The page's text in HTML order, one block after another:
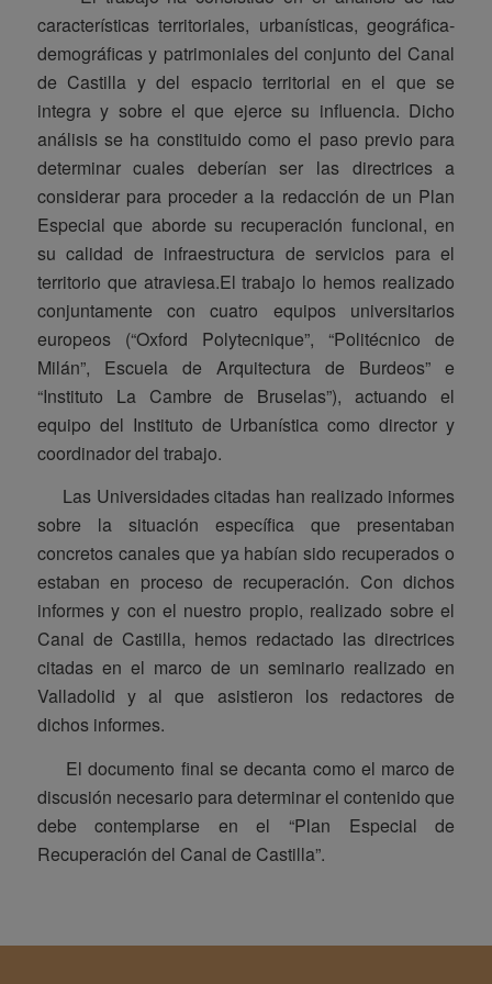
características territoriales, urbanísticas, geográfica-
demográficas y patrimoniales del conjunto del Canal
de Castilla y del espacio territorial en el que se
integra y sobre el que ejerce su influencia. Dicho
análisis se ha constituido como el paso previo para
determinar cuales deberían ser las directrices a
considerar para proceder a la redacción de un Plan
Especial que aborde su recuperación funcional, en
su calidad de infraestructura de servicios para el
territorio que atraviesa.El trabajo lo hemos realizado
conjuntamente con cuatro equipos universitarios
europeos (“Oxford Polytecnique”, “Politécnico de
Milán”, Escuela de Arquitectura de Burdeos” e
“Instituto La Cambre de Bruselas”), actuando el
equipo del Instituto de Urbanística como director y
coordinador del trabajo.
Las Universidades citadas han realizado informes
sobre la situación específica que presentaban
concretos canales que ya habían sido recuperados o
estaban en proceso de recuperación. Con dichos
informes y con el nuestro propio, realizado sobre el
Canal de Castilla, hemos redactado las directrices
citadas en el marco de un seminario realizado en
Valladolid y al que asistieron los redactores de
dichos informes.
El documento final se decanta como el marco de
discusión necesario para determinar el contenido que
debe contemplarse en el “Plan Especial de
Recuperación del Canal de Castilla”.